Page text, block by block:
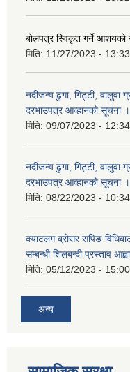
बोलपत्र स्विकृत गर्ने आशयको
मिति: 11/27/2023 - 13:33
नदीजन्य ढुंगा, गिट्टी, वालुवा
दरभाउपत्र आव्हानको सूचना ।
मिति: 09/07/2023 - 12:34
नदीजन्य ढुंगा, गिट्टी, वालुवा
दरभाउपत्र आव्हानको सूचना ।
मिति: 08/22/2023 - 10:34
क्याटलग ब्रोसर सपिङ
सम्बन्धी शिलबन्दी प्रस्ताव
मिति: 05/12/2023 - 15:00
अन्य